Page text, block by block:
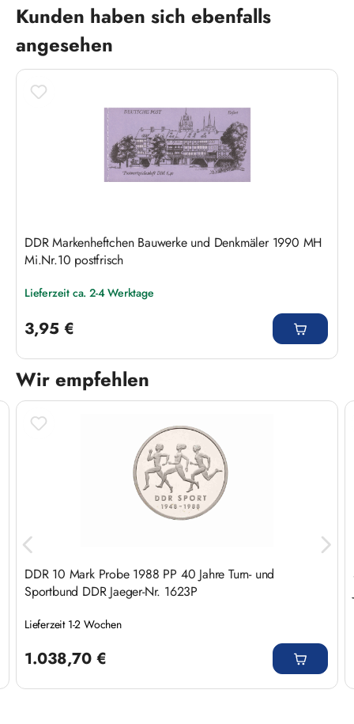
Produktgalerie überspringen
Kunden haben sich ebenfalls
angesehen
DDR Markenheftchen Bauwerke und Denkmäler 1990 MH
Mi.Nr.10 postfrisch
Lieferzeit ca. 2-4 Werktage
3,95 €
Wir empfehlen
Produktgalerie überspringen
DDR 10 Mark Probe 1988 PP 40 Jahre Turn- und
Sportbund DDR Jaeger-Nr. 1623P
Lieferzeit 1-2 Wochen
1.038,70 €